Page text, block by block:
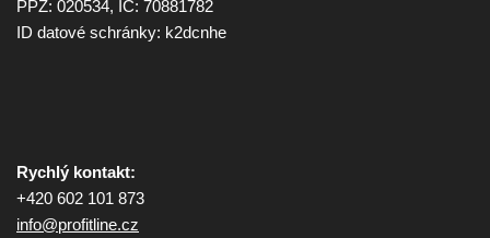
PPZ: 020534, IČ: 70881782
ID datové schránky: k2dcnhe
Rychlý kontakt:
+420 602 101 873
info@profitline.cz